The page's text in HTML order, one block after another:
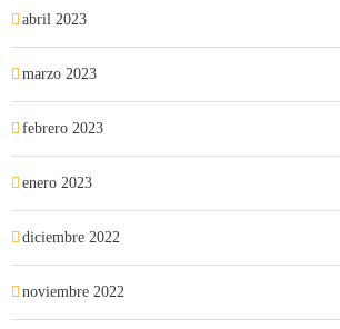
abril 2023
marzo 2023
febrero 2023
enero 2023
diciembre 2022
noviembre 2022